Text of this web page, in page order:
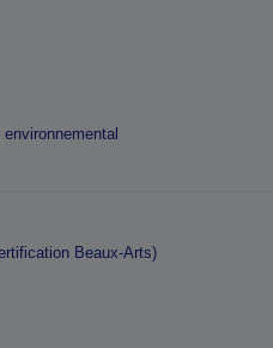
Beaux-Arts)